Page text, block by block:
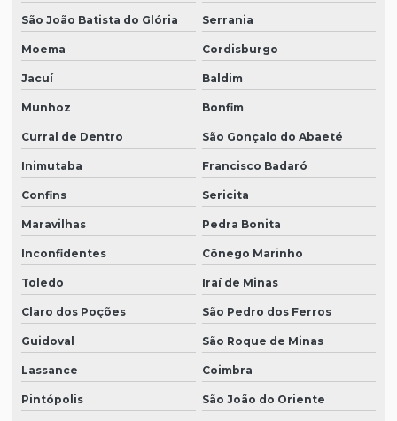
São João Batista do Glória Serrania
Moema Cordisburgo
Jacuí Baldim
Munhoz Bonfim
Curral de Dentro São Gonçalo do Abaeté
Inimutaba Francisco Badaró
Confins Sericita
Maravilhas Pedra Bonita
Inconfidentes Cônego Marinho
Toledo Iraí de Minas
Claro dos Poções São Pedro dos Ferros
Guidoval São Roque de Minas
Lassance Coimbra
Pintópolis São João do Oriente